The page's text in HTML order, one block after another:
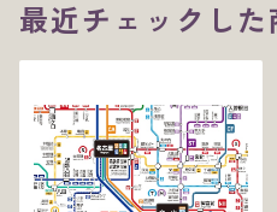
最近チェックした